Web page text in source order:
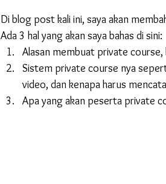
Di blog post kali ini, saya akan
Ada 3 hal yang akan saya bahas di sini:
Alasan membuat private
Sistem private course nya
video, dan kenapa harus
Apa yang akan peserta private